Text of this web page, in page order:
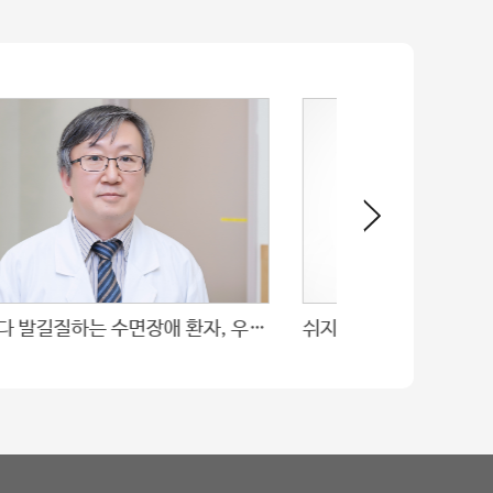
꿈꾸다 발길질하는 수면장애 환자, 우울증 위험 1.5배 높아